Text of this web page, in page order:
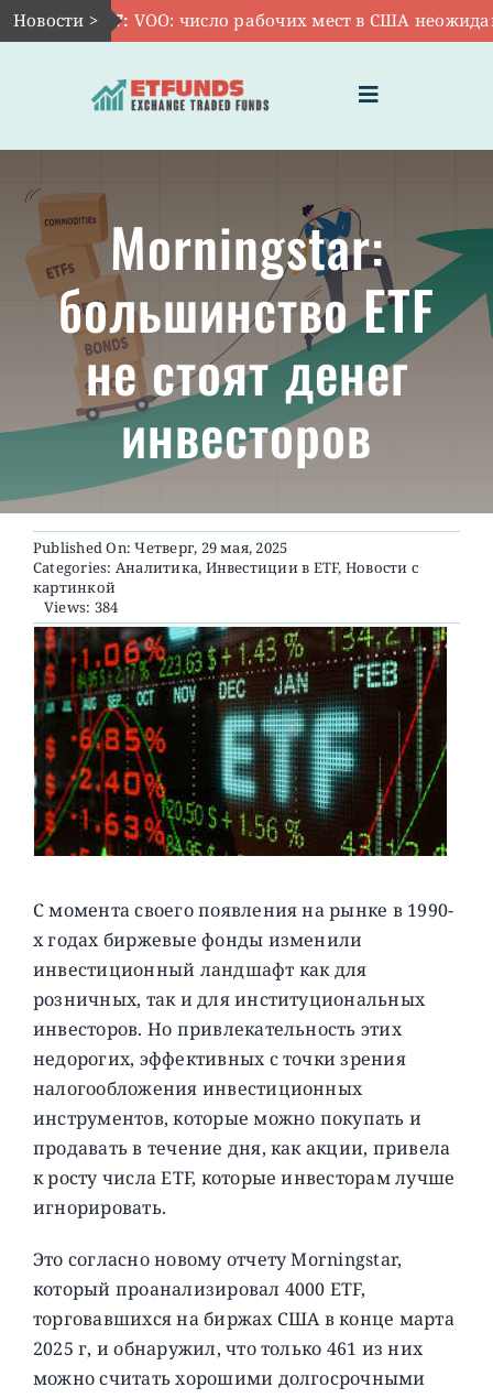
Skip
to
Новости >
Авг 7:VOO: число рабочих мест в США неожиданно
Toggle
Navigation
ГЛАВНАЯ
ЧТО ТАКОЕ ETF
ИНВЕСТИЦИИ В ETF
ТЕМАТИЧЕСКИЕ ETF
АКТУАЛЬНЫЕ
О ПРОЕКТЕ
Morningstar:
большинство ETF
не стоят денег
инвесторов
Published On: Четверг, 29 мая, 2025
Categories: Аналитика, Инвестиции в ETF, Новости с
картинкой
Views: 384
С момента своего появления на рынке в 1990-
х годах биржевые фонды изменили
инвестиционный ландшафт как для
розничных, так и для институциональных
инвесторов. Но привлекательность этих
недорогих, эффективных с точки зрения
налогообложения инвестиционных
инструментов, которые можно покупать и
продавать в течение дня, как акции, привела
к росту числа ETF, которые инвесторам лучше
игнорировать.
Это согласно новому отчету Morningstar,
который проанализировал 4000 ETF,
торговавшихся на биржах США в конце марта
2025 г, и обнаружил, что только 461 из них
можно считать хорошими долгосрочными